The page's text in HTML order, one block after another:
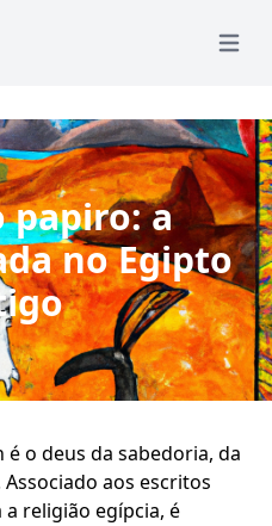
Open
papiro: a
no Egipto
o deus da sabedoria, da
aos escritos
religião egípcia, é